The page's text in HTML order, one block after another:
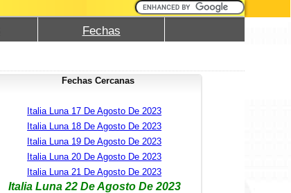
Fechas
Fechas Cercanas
Italia Luna 17 De Agosto De 2023
Italia Luna 18 De Agosto De 2023
Italia Luna 19 De Agosto De 2023
Italia Luna 20 De Agosto De 2023
Italia Luna 21 De Agosto De 2023
Italia Luna 22 De Agosto De 2023